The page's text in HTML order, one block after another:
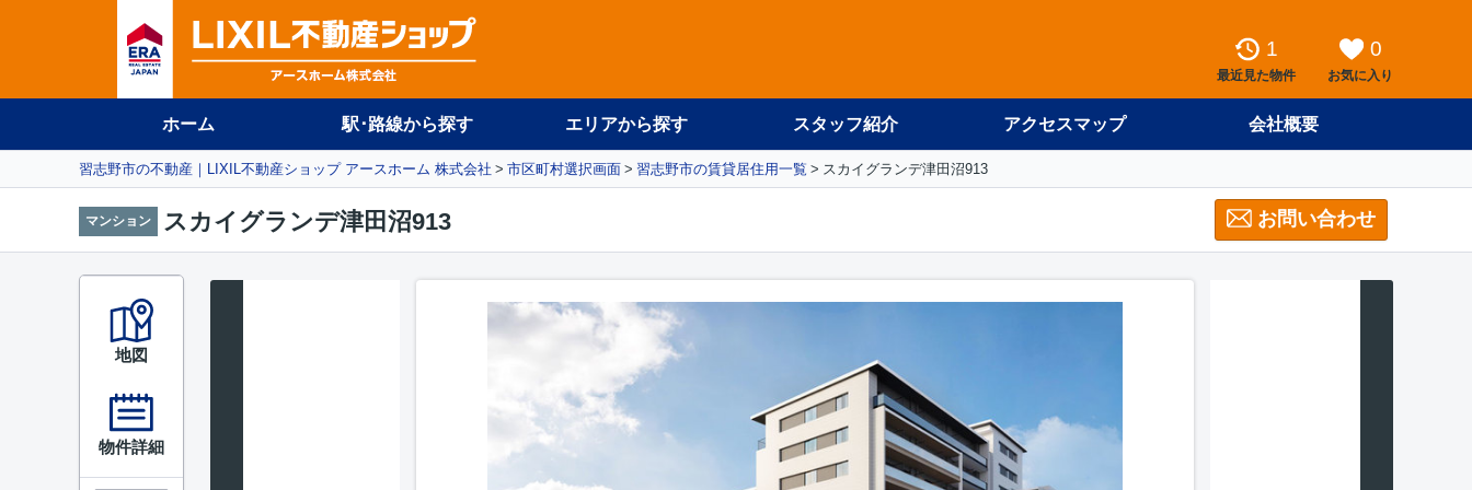
1
最近見た物件
0
お気に入り
ホーム 駅･路線から探す エリアから探す スタッフ紹介 アクセスマップ 会社概要
習志野市の不動産｜LIXIL不動産ショップ アースホーム 株式会社 市区町村選択画面 習志野市の賃貸居住用一覧 スカイグランデ津田沼913
マンション スカイグランデ津田沼913 お問い合わせ
地図
物件詳細